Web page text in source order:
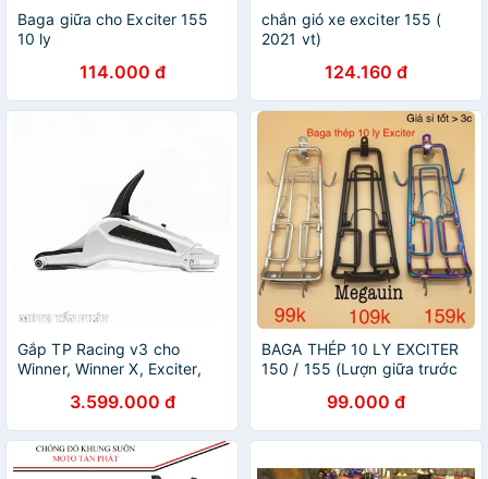
Baga giữa cho Exciter 155
10 ly
114.000 đ
chắn gió xe exciter 155 (
2021 vt)
124.160 đ
Gắp TP Racing v3 cho
Winner, Winner X, Exciter,
3.599.000 đ
BAGA THÉP 10 LY EXCITER
150 / 155 (Lượn giữa trước
99.000 đ